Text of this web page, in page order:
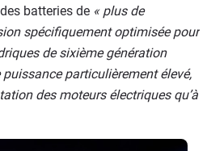
batteries de « plus de
spécifiquement optimisée pour
de sixième génération
particulièrement élevé,
des moteurs électriques qu’à